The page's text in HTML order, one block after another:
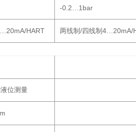
-0.2…1bar
HART 两线制 /四线制 4…20mA/
位测量